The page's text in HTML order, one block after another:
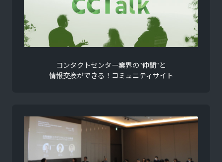
コンタクトセンター業界の"仲間"と
情報交換ができる！コミュニティサイト